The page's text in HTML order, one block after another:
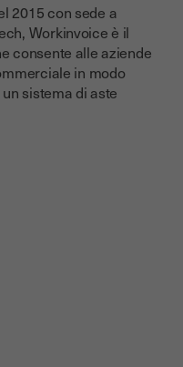
2015 con sede a
Workinvoice è il
consente alle aziende
in modo
sistema di aste